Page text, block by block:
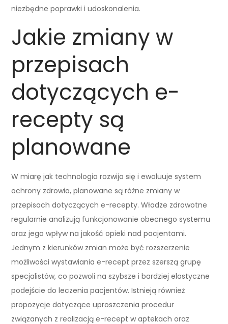
niezbędne poprawki i udoskonalenia.
Jakie zmiany w
przepisach
dotyczących e-
recepty są
planowane
W miarę jak technologia rozwija się i ewoluuje system
ochrony zdrowia, planowane są różne zmiany w
przepisach dotyczących e-recepty. Władze zdrowotne
regularnie analizują funkcjonowanie obecnego systemu
oraz jego wpływ na jakość opieki nad pacjentami.
Jednym z kierunków zmian może być rozszerzenie
możliwości wystawiania e-recept przez szerszą grupę
specjalistów, co pozwoli na szybsze i bardziej elastyczne
podejście do leczenia pacjentów. Istnieją również
propozycje dotyczące uproszczenia procedur
związanych z realizacją e-recept w aptekach oraz